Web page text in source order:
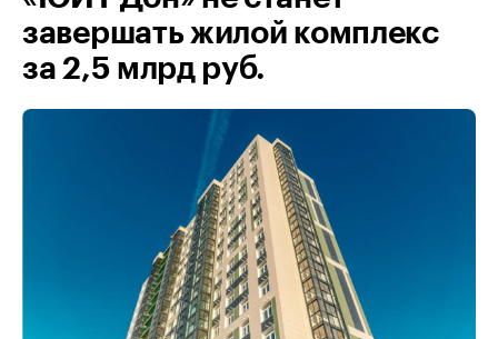
завершать жилой комплекс
за 2,5 млрд руб.